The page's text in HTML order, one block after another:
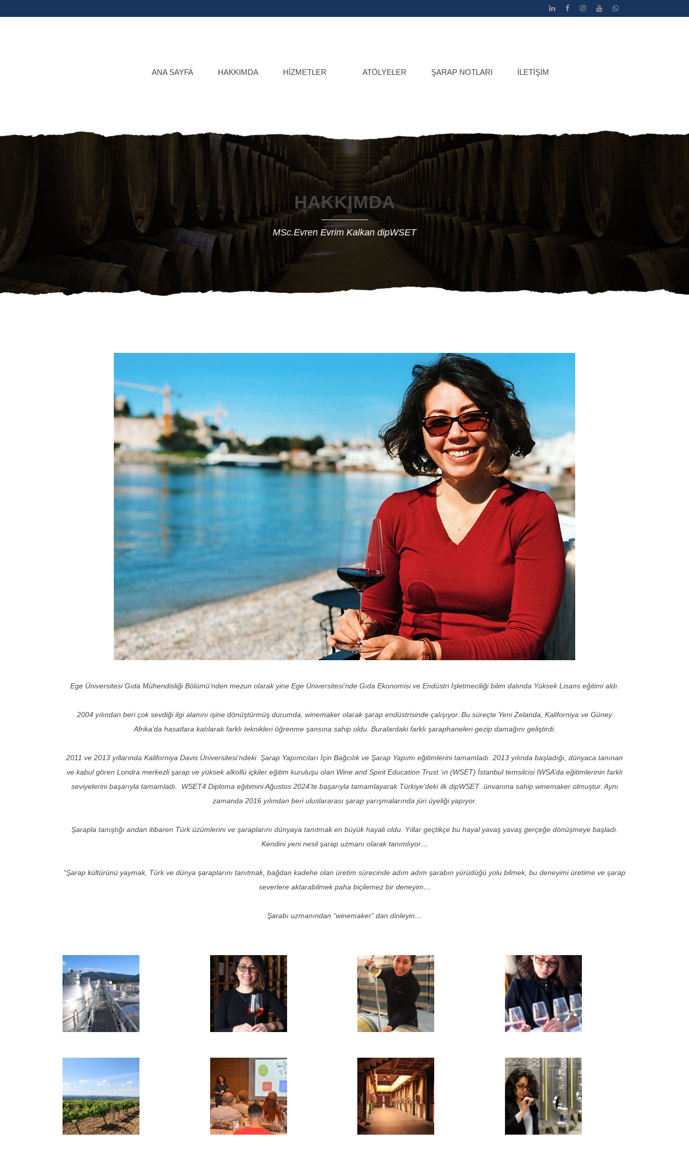
ANA SAYFA HAKKIMDA HIZMETLER ATÖLYELER ŞARAP NOTLARI İLETIŞIM
HAKKIMDA
MSc.Evren Evrim Kalkan dipWSET
Ege Üniversitesi Gıda Mühendisliği Bölümü’nden mezun olarak yine Ege Üniversitesi’nde Gıda Ekonomisi ve Endüstri İşletmeciliği bilim dalında Yüksek Lisans eğitimi aldı.
2004 yılından beri çok sevdiği ilgi alanını işine dönüştürmüş durumda, winemaker olarak şarap endüstrisinde çalışıyor. Bu süreçte Yeni Zelanda, Kaliforniya ve Güney
Afrika’da hasatlara katılarak farklı teknikleri öğrenme şansına sahip oldu. Buralardaki farklı şaraphaneleri gezip damağını geliştirdi.
2011 ve 2013 yıllarında Kaliforniya Davis Üniversitesi’ndeki Şarap Yapımcıları İçin Bağcılık ve Şarap Yapımı eğitimlerini tamamladı. 2013 yılında başladığı, dünyaca tanınan
ve kabul gören Londra merkezli şarap ve yüksek alkollü içkiler eğitim kuruluşu olan Wine and Spirit Education Trust ‘ın (WSET) İstanbul temsilcisi IWSA’da eğitimlerinin farklı
seviyelerini başarıyla tamamladı. WSET4 Diploma eğitimini Ağustos 2024’te başarıyla tamamlayarak Türkiye’deki ilk dipWSET ünvanına sahip winemaker olmuştur. Aynı
zamanda 2016 yılından beri uluslararası şarap yarışmalarında jüri üyeliği yapıyor.
Şarapla tanıştığı andan itibaren Türk üzümlerini ve şaraplarını dünyaya tanıtmak en büyük hayali oldu. Yıllar geçtikçe bu hayal yavaş yavaş gerçeğe dönüşmeye başladı.
Kendini yeni nesil şarap uzmanı olarak tanımlıyor…
“Şarap kültürünü yaymak, Türk ve dünya şaraplarını tanıtmak, bağdan kadehe olan üretim sürecinde adım adım şarabın yürüdüğü yolu bilmek, bu deneyimi üretime ve şarap
severlere aktarabilmek paha biçilemez bir deneyim…
Şarabı uzmanından “winemaker” dan dinleyin…